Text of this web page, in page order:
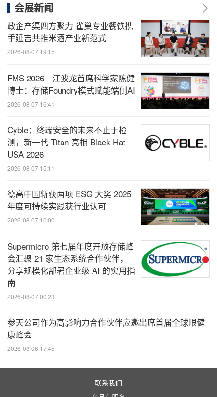
依托深厚的国内买家资源积累，FHC构建起"国际优
质资源引入+地方特色产业输出"的双向通道，内外贸
双循环格局在展会上加速成型。
2. 荣誉主宾：欧盟再度登席，品鉴欧陆风华
将于2026FHC再度荣膺此席，以"品味欧洲，食尚百
搭"为主题打造专属展馆，携27个成员国的220+高端
展馆涵盖受欧盟地理标志保护（GI）的特色产品——
此类产品依托欧盟质量认证体系，保障特定区域独有
产品及其传统制作工艺；同时呈现获得有机认证的产
馆还将举办沉浸式产品推介会与名厨烹饪表演，将欧
洲食材与传统欧洲菜肴及创新菜品巧妙融合，为专业
买家提供从品鉴到采购的一站式欧陆食饮体验。
3. 精准链接：高精度商贸配对，全年获客不停
会展新闻
政企产渠四方聚力 雀巢专业餐饮携
手延吉共推米酒产业新范式
2026-08-07 19:15
FMS 2026｜江波龙首席科学家陈健
博士：存储Foundry模式赋能端侧AI
2026-08-07 16:41
Cyble：终端安全的未来不止于检
测，新一代 Titan 亮相 Black Hat
USA 2026
2026-08-07 15:11
德高中国斩获两项 ESG 大奖 2025
年度可持续实践获行业认可
2026-08-07 10:00
Supermicro 第七届年度开放存储峰
会汇聚 21 家生态系统合作伙伴，
分享规模化部署企业级 AI 的实用指
南
2026-08-07 00:23
参天公司作为高影响力合作伙伴应邀出席首届全球眼健
康峰会
2026-08-06 17:45
联系我们